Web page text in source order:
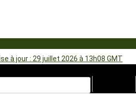
à jour : 29 juillet 2026 à 13h08 GMT